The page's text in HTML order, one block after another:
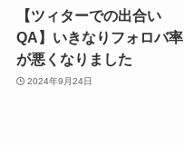
【ツィターでの出合い
QA】いきなりフォロバ率
が悪くなりました
2024年9月24日